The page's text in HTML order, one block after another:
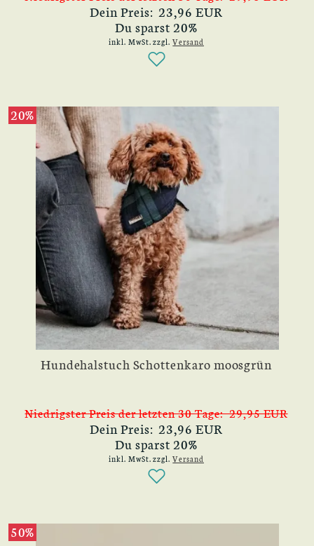
Dein Preis: 23,96 EUR
Du sparst 20%
inkl. MwSt. zzgl.Versand
20%
Hundehalstuch Schottenkaro moosgrün
Niedrigster Preis der letzten 30 Tage: 29,95 EUR
Dein Preis: 23,96 EUR
Du sparst 20%
inkl. MwSt. zzgl.Versand
50%